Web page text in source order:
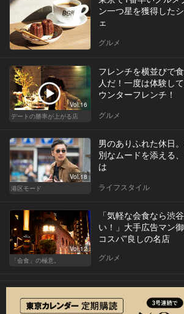
ン一つ星を獲得した
ェ
グルメ
Vol.16
デートの勝率が上がる店
フレンチを横並びで
人だ！一度は体験し
ウンターフレンチ！
グルメ
Vol.18
港区モード
男のありふれた休日
別なムードを添える
は
ライフスタイル
Vol.12
「会食」の極意。
「気軽な会食なら渋
い！」大手広告マン
コスパ”良しの名店
グルメ